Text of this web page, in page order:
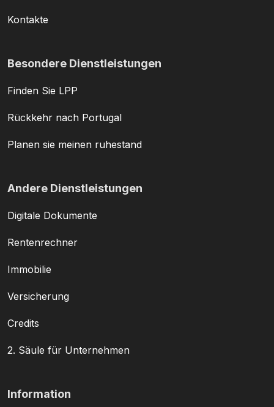
Kontakte
Besondere Dienstleistungen
Finden Sie LPP
Rückkehr nach Portugal
Planen sie meinen ruhestand
Andere Dienstleistungen
Digitale Dokumente
Rentenrechner
Immobilie
Versicherung
Credits
2. Säule für Unternehmen
Information